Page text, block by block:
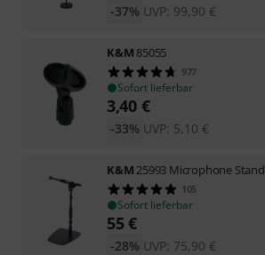
UVP: 99,90 €
-37%
K&M 85055
977
Sofort lieferbar
3,40 €
UVP: 5,10 €
-33%
K&M 25993 Microphone Stand
105
Sofort lieferbar
55€
UVP: 75,90 €
-28%